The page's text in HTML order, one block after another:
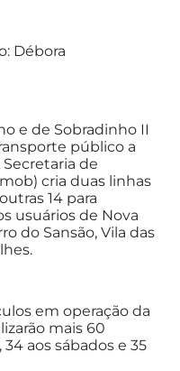
Débora
e de Sobradinho II
público a
de
cria duas linhas
14 para
usuários de Nova
do Sansão, Vila das
em operação da
mais 60
aos sábados e 35